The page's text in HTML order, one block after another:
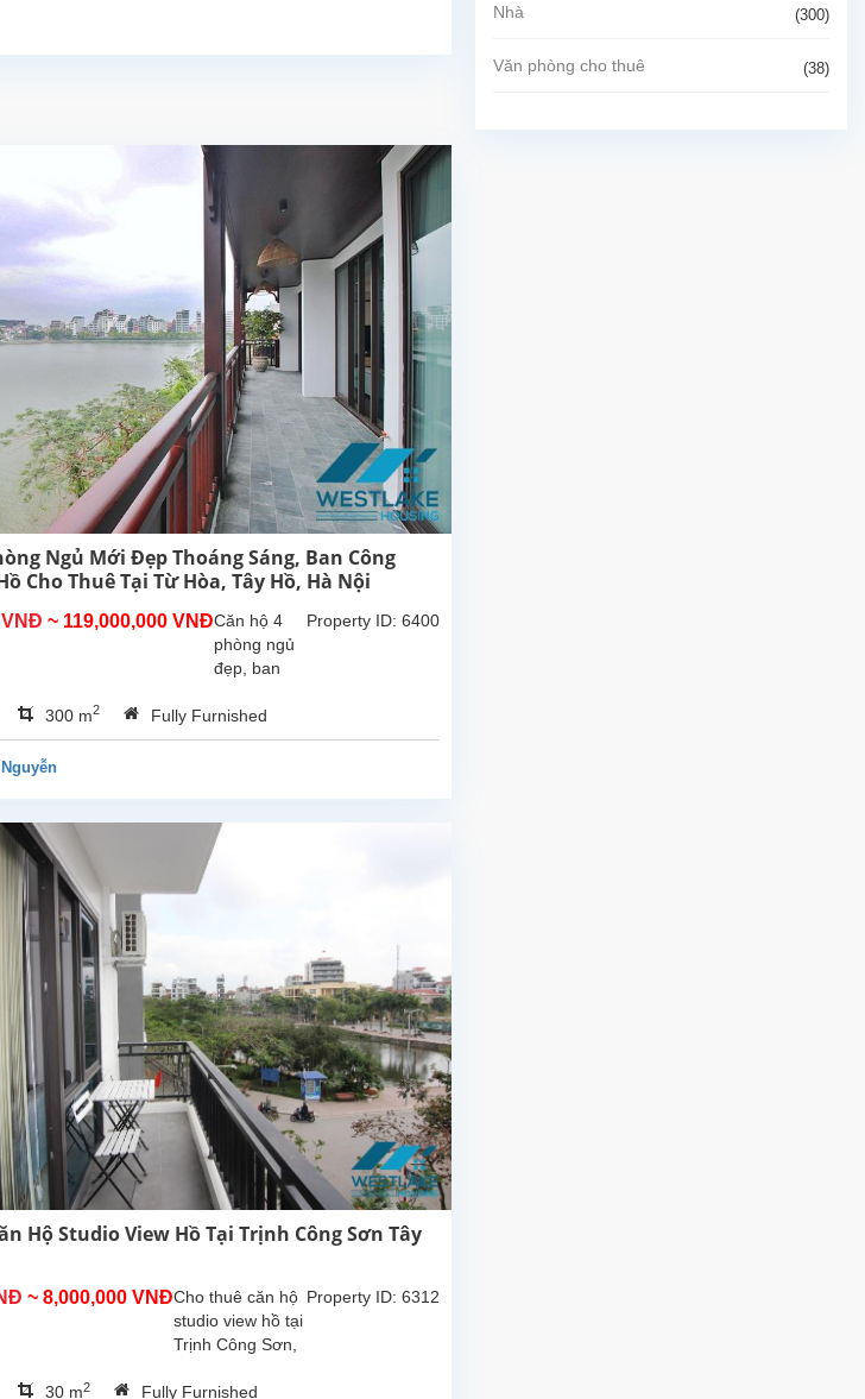
Ngủ Mới Đẹp Thoáng Sáng, Ban Công
Cho Thuê Tại Từ Hòa, Tây Hồ, Hà Nội
VNĐ ~ 119,000,000 VNĐ Property ID: 6400
Căn hộ 4
phòng ngủ
đẹp, ban
thoáng mát,
view Hồ tại
tích sử
300 m2 Fully Furnished
Hộ Studio View Hồ Tại Trịnh Công Sơn Tây
~ 8,000,000 VNĐ Property ID: 6312
Cho thuê căn hộ
studio view hồ tại
Trịnh Công Sơn,
30m², đã được
30 m2 Fully Furnished
Nhà (300)
Văn phòng cho thuê (38)